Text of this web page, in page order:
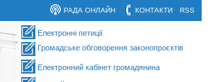
RSS
КОНТАКТИ
РАДА ОНЛАЙН
Електронні петиції
Громадське обговорення законопроєктів
Електронний кабінет громадянина